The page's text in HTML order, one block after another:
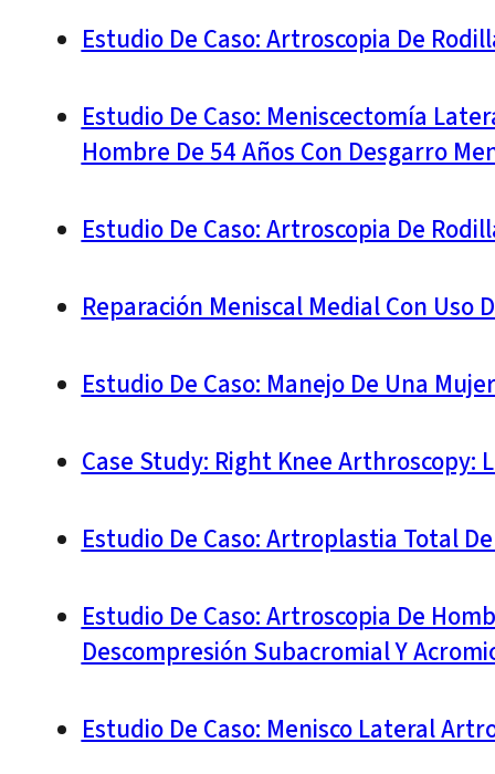
Estudio De Caso: Artroscopia De
Estudio De Caso: Meniscectomía
Hombre De 54 Años Con Desgarro
Estudio De Caso: Artroscopia De
Reparación Meniscal Medial Con
Estudio De Caso: Manejo De Una
Case Study: Right Knee Arthroscopy:
Estudio De Caso: Artroplastia Total
Estudio De Caso: Artroscopia De
Descompresión Subacromial Y
Estudio De Caso: Menisco Lateral